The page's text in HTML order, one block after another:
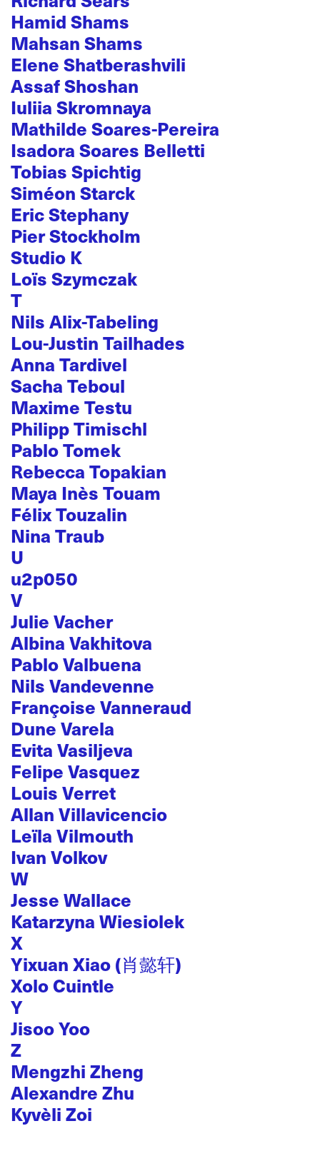
Hamid Shams
Mahsan Shams
Elene Shatberashvili
Assaf Shoshan
Iuliia Skromnaya
Mathilde Soares-Pereira
Isadora Soares Belletti
Tobias Spichtig
Siméon Starck
Eric Stephany
Pier Stockholm
Studio K
Loïs Szymczak
T
Nils Alix-Tabeling
Lou-Justin Tailhades
Anna Tardivel
Sacha Teboul
Maxime Testu
Philipp Timischl
Pablo Tomek
Rebecca Topakian
Maya Inès Touam
Félix Touzalin
Nina Traub
U
u2p050
V
Julie Vacher
Albina Vakhitova
Pablo Valbuena
Nils Vandevenne
Françoise Vanneraud
Dune Varela
Evita Vasiljeva
Felipe Vasquez
Louis Verret
Allan Villavicencio
Leïla Vilmouth
Ivan Volkov
W
Jesse Wallace
Katarzyna Wiesiolek
X
Yixuan Xiao (肖懿轩)
Xolo Cuintle
Y
Jisoo Yoo
Z
Mengzhi Zheng
Alexandre Zhu
Kyvèli Zoi